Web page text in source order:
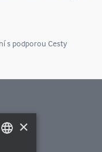
s podporou Cesty
×